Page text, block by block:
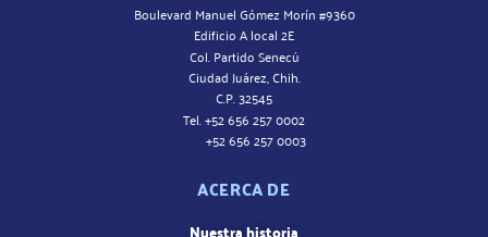
Boulevard Manuel Gómez Morín #9360
Edificio A local 2E
Col. Partido Senecú
Ciudad Juárez, Chih.
C.P. 32545
Tel. +52 656 257 0002
+52 656 257 0003
ACERCA DE